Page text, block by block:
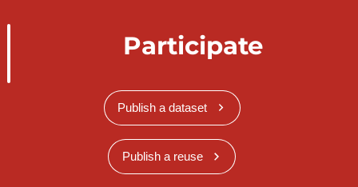
Participate
Publish a dataset
Publish a reuse